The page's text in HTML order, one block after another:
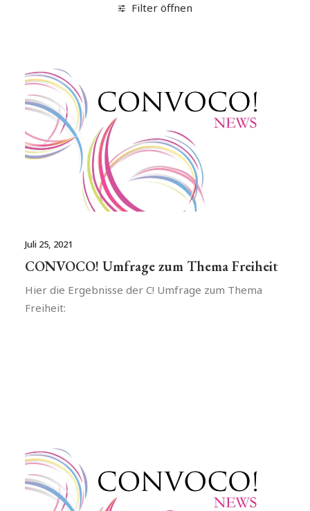
Filter öffnen
Juli 25, 2021
CONVOCO! Umfrage zum Thema Freiheit
Hier die Ergebnisse der C! Umfrage zum Thema
Freiheit: